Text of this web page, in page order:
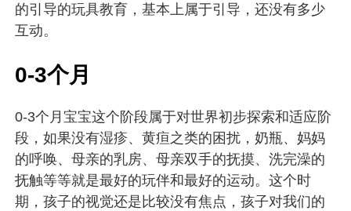
的引导的玩具教育，基本上属于引导，还没有多少
互动。
0-3个月
0-3个月宝宝这个阶段属于对世界初步探索和适应阶
段，如果没有湿疹、黄疸之类的困扰，奶瓶、妈妈
的呼唤、母亲的乳房、母亲双手的抚摸、洗完澡的
抚触等等就是最好的玩伴和最好的运动。这个时
期，孩子的视觉还是比较没有焦点，孩子对我们的